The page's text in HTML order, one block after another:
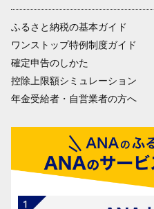
ふるさと納税の基本ガイド
ワンストップ特例制度ガイド
確定申告のしかた
控除上限額シミュレーション
年金受給者・自営業者の方へ